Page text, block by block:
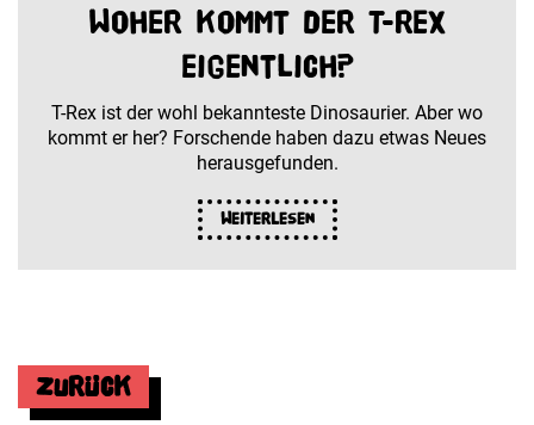
Woher kommt der T-Rex
eigentlich?
T-Rex ist der wohl bekannteste Dinosaurier. Aber wo
kommt er her? Forschende haben dazu etwas Neues
herausgefunden.
Weiterlesen
Zurück